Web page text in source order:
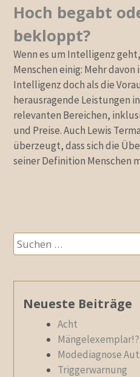
Hoch begabt
bekloppt?
Wenn es um Intelligenz
Menschen einig: Mehr
Intelligenz doch als die
herausragende Leistungen
relevanten Bereichen,
und Preise. Auch Lewis
überzeugt, dass sich die
seiner Definition Menschen
Suchen
nach:
Neueste Beiträge
Acht
Mängelexemplar!?
Modediagnose
Triggerwarnung